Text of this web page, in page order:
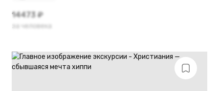
14473 ₽
за человека